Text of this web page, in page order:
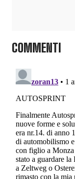
COMMENTI